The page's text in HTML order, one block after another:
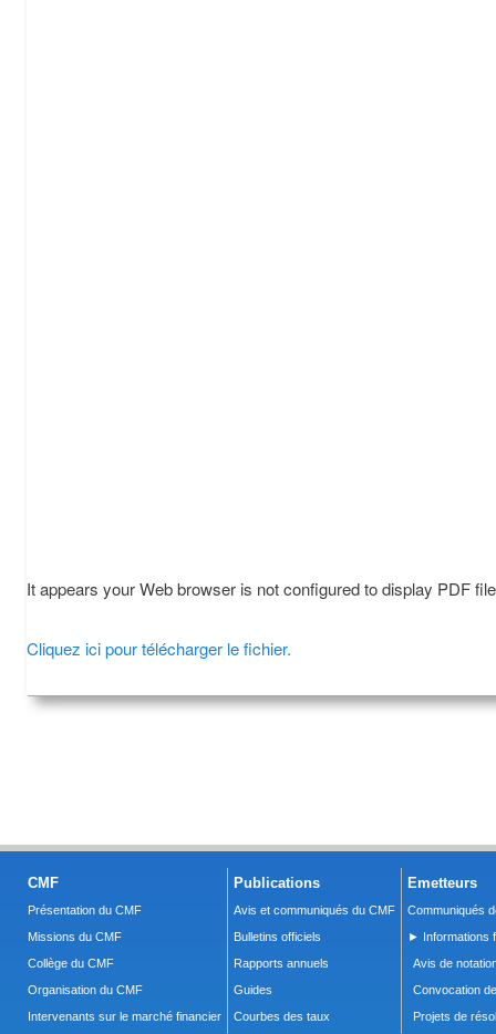
It appears your Web browser is not configured to display PDF
Cliquez ici pour télécharger le fichier.
CMF
Présentation du CMF
Missions du CMF
Collège du CMF
Organisation du CMF
Intervenants sur le marché financier
Publications
Avis et communiqués du CMF
Bulletins officiels
Rapports annuels
Guides
Courbes des taux
Emetteurs
Communiqués
► Informations
Avis de
Convocation
Projets de